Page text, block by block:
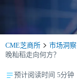
CME芝商所 市场洞察
晚籼稻走向何方？
预计阅读时间 5分钟